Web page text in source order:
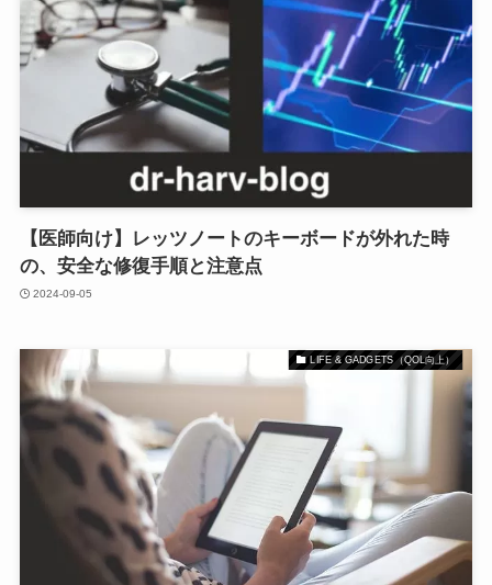
【医師向け】レッツノートのキーボードが外れた時
の、安全な修復手順と注意点
2024-09-05
LIFE & GADGETS（QOL向上）